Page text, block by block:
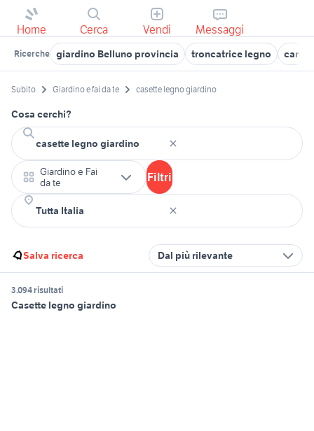
Home Cerca Vendi Messaggi
Ricerche giardino Belluno provincia troncatrice legno
Subito Giardino e fai da te casette legno giardino
Cosa cerchi?
Giardino e Fai
da te
Filtri
Salva ricerca Dal più rilevante
3.094 risultati
Casette legno giardino